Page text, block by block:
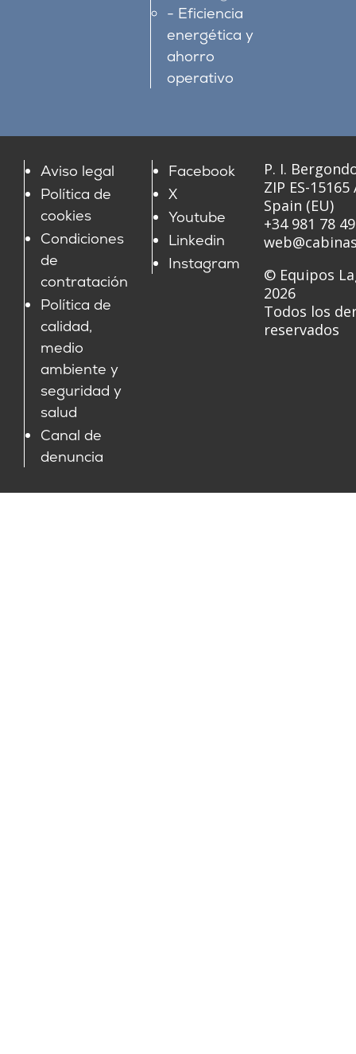
Eficiencia
energética y
ahorro
operativo
Aviso legal
Política de
cookies
Condiciones
de
contratación
Política de
calidad,
medio
ambiente y
seguridad y
salud
Canal de
denuncia
Facebook
X
Youtube
Linkedin
Instagram
P. I.
ZIP ES-
Spain (EU)
+34 981 78
© Equipos
2026
Todos los
reservados